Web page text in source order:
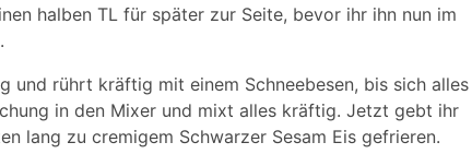
halben TL für später zur Seite, bevor ihr ihn nun im
und rührt kräftig mit einem Schneebesen, bis sich alles
in den Mixer und mixt alles kräftig. Jetzt gebt ihr
lang zu cremigem Schwarzer Sesam Eis gefrieren.